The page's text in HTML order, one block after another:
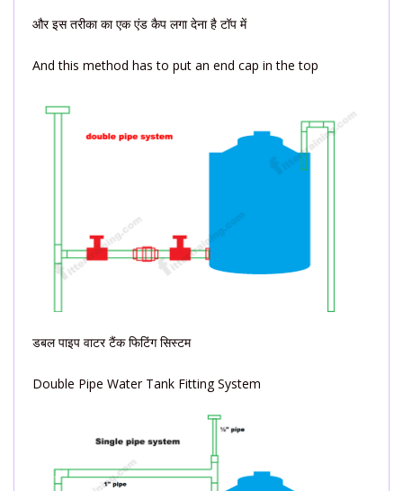
और इस तरीका का एक एंड कैप लगा देना है टॉप में
And this method has to put an end cap in the top
डबल पाइप वाटर टैंक फिटिंग सिस्टम
Double Pipe Water Tank Fitting System